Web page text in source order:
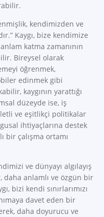
kendimizden ve
Kaygı, bize kendimize
katma zamanının
Bireysel olarak
öğrenmek,
edinmek gibi
kaygının yarattığı
düzeyde ise, iş
ve eşitlikçi politikalar
ihtiyaçlarına destek
bir çalışma ortamı
ve dünyayı algılayış
anlamlı ve özgün bir
bizi kendi sınırlarımızı
davet eden bir
daha doyurucu ve